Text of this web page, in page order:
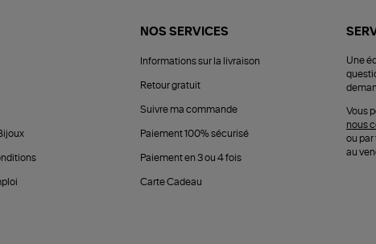
NOS SERVICES
Informations sur la livraison
Retour gratuit
Suivre ma commande
Paiement 100% sécurisé
Paiement en 3 ou 4 fois
Carte Cadeau
Une
Vous
nous
ou par
au